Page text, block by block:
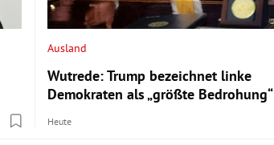
Ausland
Wutrede: Trump bezeichnet linke
Demokraten als „größte Bedrohung“
Heute